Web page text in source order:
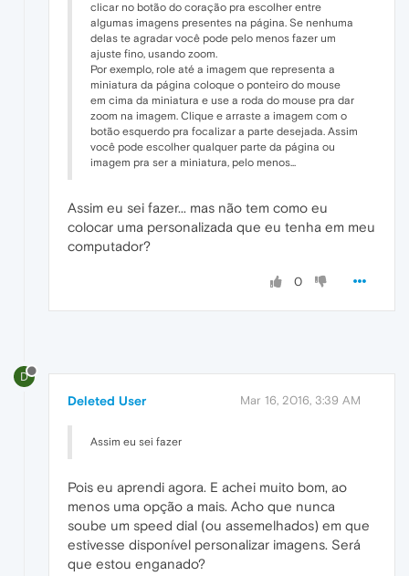
clicar no botão do coração pra escolher entre
algumas imagens presentes na página. Se nenhuma
delas te agradar você pode pelo menos fazer um
ajuste fino, usando zoom.
Por exemplo, role até a imagem que representa a
miniatura da página coloque o ponteiro do mouse
em cima da miniatura e use a roda do mouse pra dar
zoom na imagem. Clique e arraste a imagem com o
botão esquerdo pra focalizar a parte desejada. Assim
você pode escolher qualquer parte da página ou
imagem pra ser a miniatura, pelo menos...
Assim eu sei fazer... mas não tem como eu
colocar uma personalizada que eu tenha em meu
computador?
0
D
Deleted User Mar 16, 2016, 3:39 AM
Assim eu sei fazer
Pois eu aprendi agora. E achei muito bom, ao
menos uma opção a mais. Acho que nunca
soube um speed dial (ou assemelhados) em que
estivesse disponível personalizar imagens. Será
que estou enganado?